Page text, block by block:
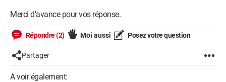
Merci d'avance pour vos réponse.
Répondre (2) Moi aussi Posez votre question
Partager
A voir également: